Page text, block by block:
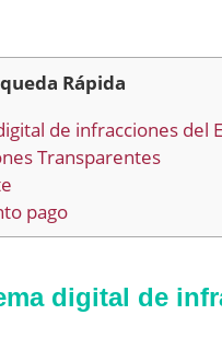
Rápida
de infracciones del
Transparentes
pago
digital de